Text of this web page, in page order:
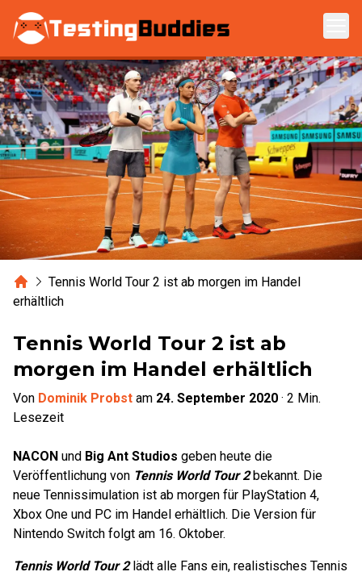
Zum Hauptinhalt springen
HomeTennis World Tour 2 ist ab morgen im Handel
erhältlich
Tennis World Tour 2 ist ab
morgen im Handel erhältlich
Von Dominik Probst am 24. September 2020 · 2 Min.
Lesezeit
NACON und Big Ant Studios geben heute die
Veröffentlichung von Tennis World Tour 2bekannt. Die
neue Tennissimulation ist ab morgen für PlayStation 4,
Xbox One und PC im Handel erhältlich. Die Version für
Nintendo Switch folgt am 16. Oktober.
Tennis World Tour 2lädt alle Fans ein, realistisches Tennis